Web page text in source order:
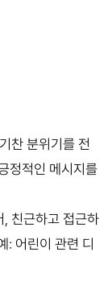
찬 분위기를 전
정적인 메시지를
친근하고 접근하
: 어린이 관련 디